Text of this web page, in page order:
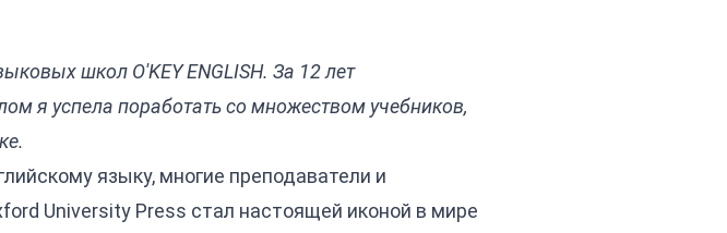
школ O'KEY ENGLISH. За 12 лет
я успела поработать со множеством учебников,
языку, многие преподаватели и
University Press стал настоящей иконой в мире